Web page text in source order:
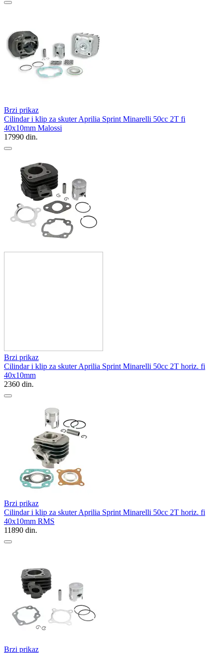
Brzi prikaz
Cilindar i klip za skuter Aprilia Sprint Minarelli 50cc 2T fi
40x10mm Malossi
17990 din.
Brzi prikaz
Cilindar i klip za skuter Aprilia Sprint Minarelli 50cc 2T horiz. fi
40x10mm
2360 din.
Brzi prikaz
Cilindar i klip za skuter Aprilia Sprint Minarelli 50cc 2T horiz. fi
40x10mm RMS
11890 din.
Brzi prikaz